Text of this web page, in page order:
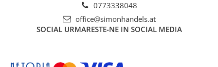
0773338048
office@simonhandels.at
SOCIAL URMARESTE-NE IN SOCIAL MEDIA